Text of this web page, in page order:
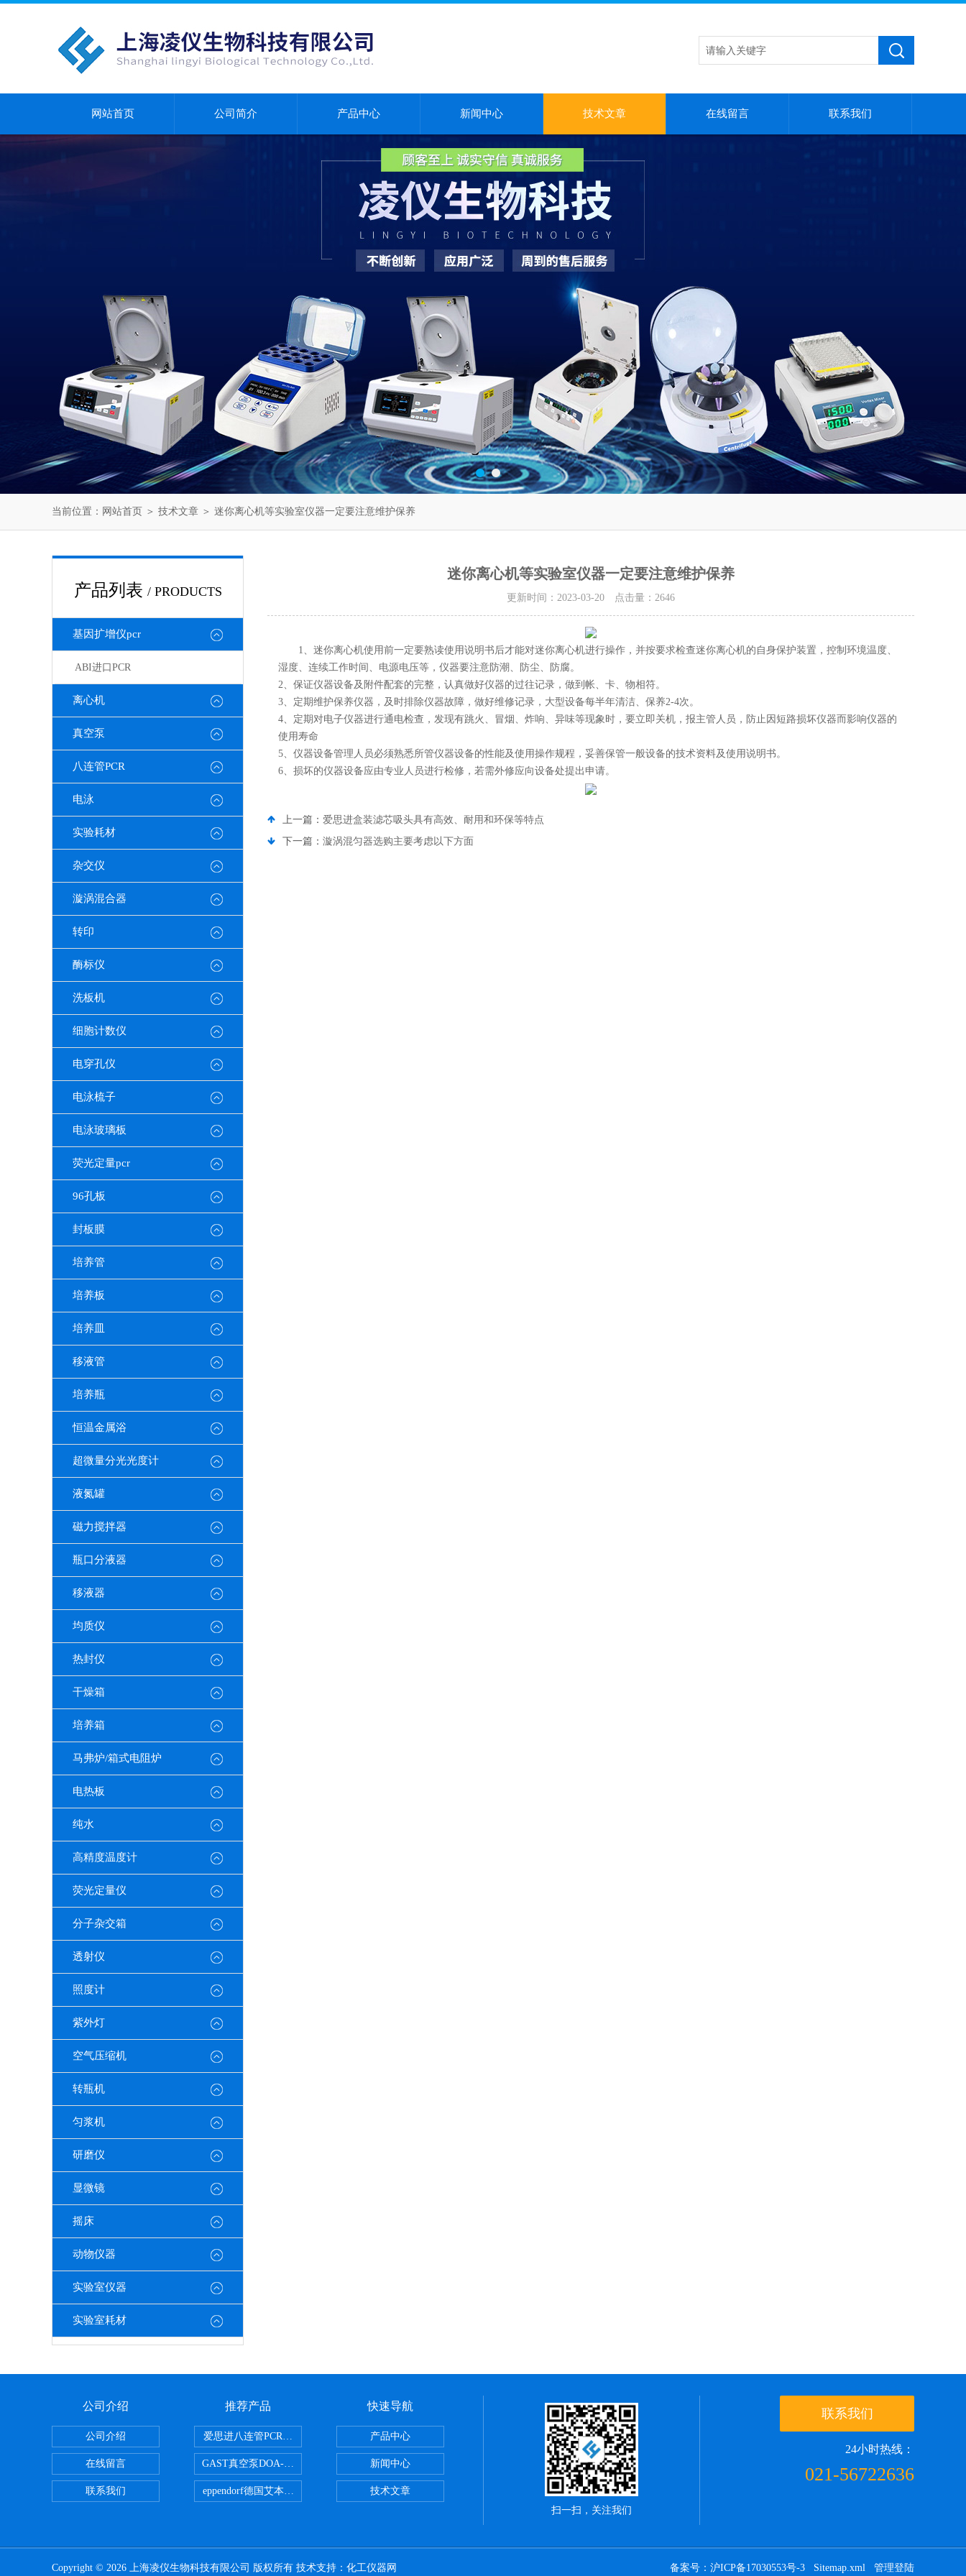
网站首页 公司简介 产品中心 新闻中心 技术文章 在线留言 联系我们
当前位置： 网站首页 ＞ 技术文章 ＞ 迷你离心机等实验室仪器一定要注意维护保养
产品列表 / PRODUCTS
基因扩增仪pcr
ABI进口PCR
离心机
真空泵
八连管PCR
电泳
实验耗材
杂交仪
漩涡混合器
转印
酶标仪
洗板机
细胞计数仪
电穿孔仪
电泳梳子
电泳玻璃板
荧光定量pcr
96孔板
封板膜
培养管
培养板
培养皿
移液管
培养瓶
恒温金属浴
超微量分光光度计
液氮罐
磁力搅拌器
瓶口分液器
移液器
均质仪
热封仪
干燥箱
培养箱
马弗炉/箱式电阻炉
电热板
纯水
高精度温度计
荧光定量仪
分子杂交箱
透射仪
照度计
紫外灯
空气压缩机
转瓶机
匀浆机
研磨仪
显微镜
摇床
动物仪器
实验室仪器
实验室耗材
迷你离心机等实验室仪器一定要注意维护保养
更新时间：2023-03-20 点击量： 2646
1、迷你离心机使用前一定要熟读使用说明书后才能对迷你离心机进行操作，并按要求检查迷你离心机的自身保护装置，控制环境温度、
湿度、连续工作时间、电源电压等，仪器要注意防潮、防尘、防腐。
2、保证仪器设备及附件配套的完整，认真做好仪器的过往记录，做到帐、卡、物相符。
3、定期维护保养仪器，及时排除仪器故障，做好维修记录，大型设备每半年清洁、保养2-4次。
4、定期对电子仪器进行通电检查，发现有跳火、冒烟、炸响、异味等现象时，要立即关机，报主管人员，防止因短路损坏仪器而影响仪器的
使用寿命
5、仪器设备管理人员必须熟悉所管仪器设备的性能及使用操作规程，妥善保管一般设备的技术资料及使用说明书。
6、损坏的仪器设备应由专业人员进行检修，若需外修应向设备处提出申请。
上一篇： 爱思进盒装滤芯吸头具有高效、耐用和环保等特点
下一篇： 漩涡混匀器选购主要考虑以下方面
公司介绍
公司介绍
在线留言
联系我们
推荐产品
爱思进八连管PCR-0208-C
GAST真空泵DOA-P504-BN
eppendorf德国艾本德台式高速离心机5425R 带冷冻
快速导航
产品中心
新闻中心
技术文章
扫一扫，关注我们
联系我们
24小时热线：
021-56722636
Copyright © 2026 上海凌仪生物科技有限公司 版权所有 技术支持： 化工仪器网 备案号：沪ICP备17030553号-3 Sitemap.xml 管理登陆